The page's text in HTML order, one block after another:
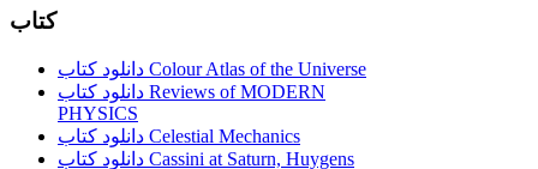
کتاب
دانلود کتاب Colour Atlas of the Universe
دانلود کتاب Reviews of MODERN
PHYSICS
دانلود کتاب Celestial Mechanics
دانلود کتاب Cassini at Saturn, Huygens